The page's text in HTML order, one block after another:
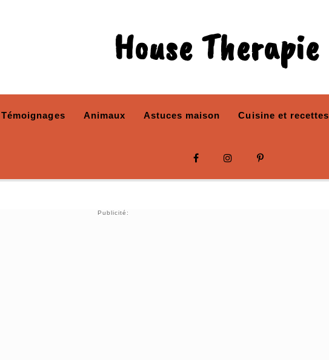
House Therapie
Témoignages Animaux Astuces maison Cuisine et recettes
Publicité: